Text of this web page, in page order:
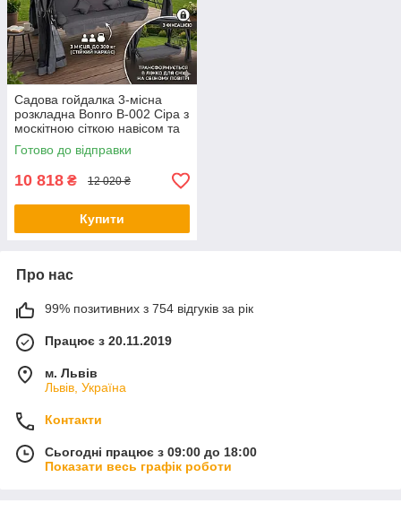
Садова гойдалка 3-місна
розкладна Bonro B-002 Сіра з
москітною сіткою навісом та
подушками (гойдалка-ліжко)
Готово до відправки
10 818 ₴ 12 020 ₴
Купити
Про нас
99% позитивних з 754 відгуків за рік
Працює з 20.11.2019
м. Львів
Львів, Україна
Контакти
Сьогодні працює з 09:00 до 18:00
Показати весь графік роботи